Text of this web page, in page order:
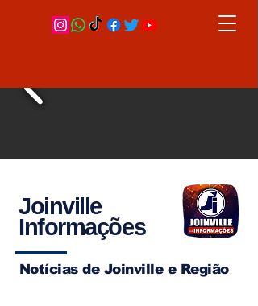
Joinville
Informações
Notícias de Joinville e Região